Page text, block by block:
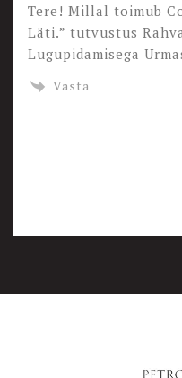
Tere! Millal toimub
Läti.” tutvustus
Lugupidamisega
Vasta